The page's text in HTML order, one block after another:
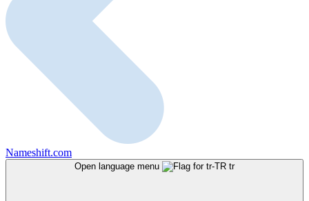
Nameshift.com
Open language menu tr